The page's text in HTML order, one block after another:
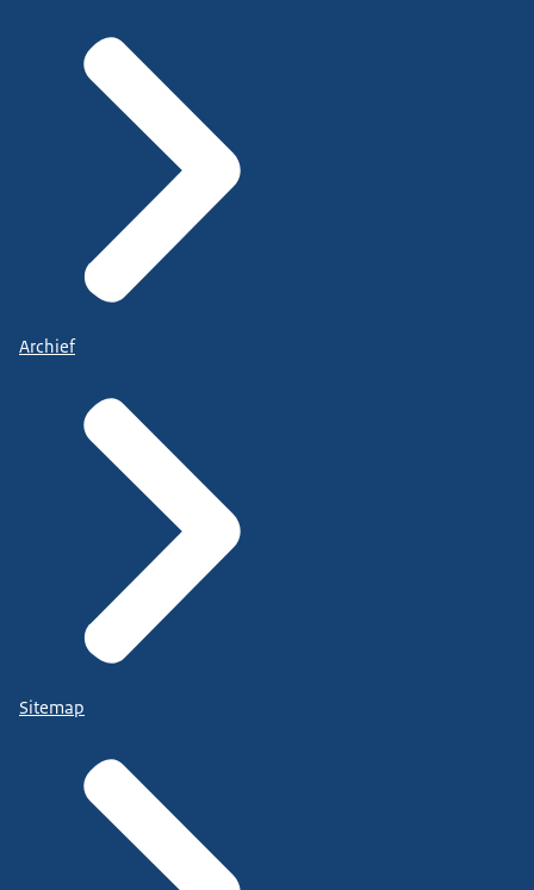
Archief
Sitemap